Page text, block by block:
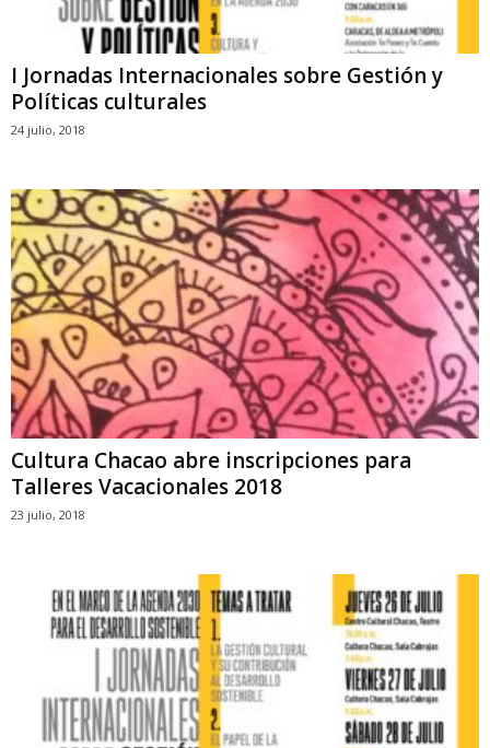
I Jornadas Internacionales sobre Gestión y
Políticas culturales
24 julio, 2018
Cultura Chacao abre inscripciones para
Talleres Vacacionales 2018
23 julio, 2018